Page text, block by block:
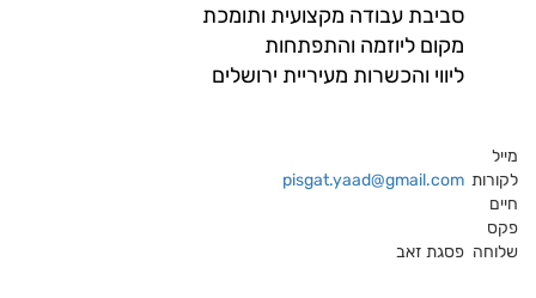
סביבת עבודה מקצועית ותומכת
מקום ליוזמה והתפתחות
ליווי והכשרות מעיריית ירושלים
מייל
לקורות
חיים
pisgat.yaad@gmail.com
פקס
שלוחה פסגת זאב